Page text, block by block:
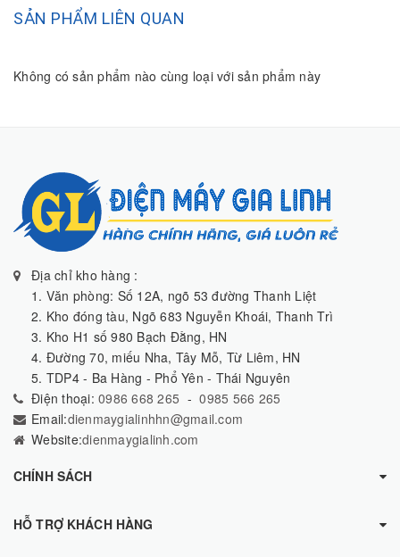
SẢN PHẨM LIÊN QUAN
Không có sản phẩm nào cùng loại với sản phẩm này
Địa chỉ kho hàng :
1. Văn phòng: Số 12A, ngõ 53 đường Thanh Liệt
2. Kho đóng tàu, Ngõ 683 Nguyễn Khoái, Thanh Trì
3. Kho H1 số 980 Bạch Đằng, HN
4. Đường 70, miếu Nha, Tây Mỗ, Từ Liêm, HN
5. TDP4 - Ba Hàng - Phổ Yên - Thái Nguyên
Điện thoại: 0986 668 265 -0985 566 265
Email:dienmaygialinhhn@gmail.com
Website:dienmaygialinh.com
CHÍNH SÁCH
HỖ TRỢ KHÁCH HÀNG